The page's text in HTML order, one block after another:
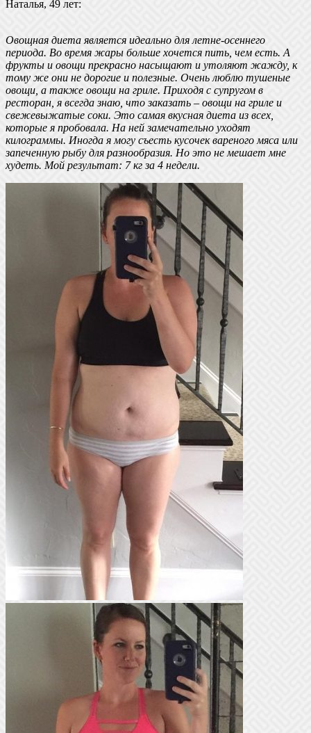
Наталья, 49 лет:
Овощная диета является идеально для летне-осеннего
периода. Во время жары больше хочется пить, чем есть. А
фрукты и овощи прекрасно насыщают и утоляют жажду, к
тому же они не дорогие и полезные. Очень люблю тушеные
овощи, а также овощи на гриле. Приходя с супругом в
ресторан, я всегда знаю, что заказать – овощи на гриле и
свежевыжатые соки. Это самая вкусная диета из всех,
которые я пробовала. На ней замечательно уходят
килограммы. Иногда я могу съесть кусочек вареного мяса или
запеченную рыбу для разнообразия. Но это не мешает мне
худеть. Мой результат: 7 кг за 4 недели.